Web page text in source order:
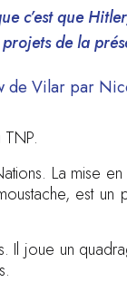
c’est que
projets de la
de Vilar par
La mise
est un
Il joue un